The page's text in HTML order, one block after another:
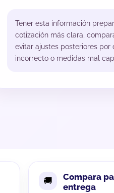
Tener esta información
cotización más clara,
evitar ajustes posteriores
incorrecto o medidas mal
Compara
entrega